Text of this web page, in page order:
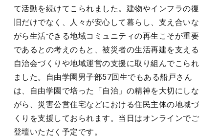
て活動を続けてこられました。建物やインフラの復
旧だけでなく、人々が安心して暮らし、支え合いな
がら生活できる地域コミュニティの再生こそが重要
であるとの考えのもと、被災者の生活再建を支える
自治会づくりや地域運営の支援に取り組んでこられ
ました。自由学園男子部57回生でもある船戸さん
は、自由学園で培った「自治」の精神を大切にしな
がら、災害公営住宅などにおける住民主体の地域づ
くりを支援しておられます。当日はオンラインでご
登壇いただく予定です。